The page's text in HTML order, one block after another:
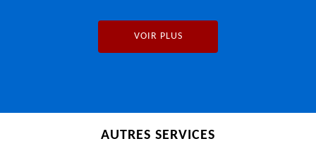
VOIR PLUS
AUTRES SERVICES